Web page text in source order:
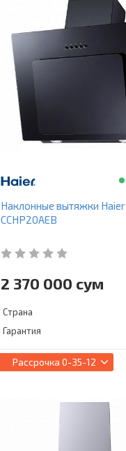
Наклонные вытяжки Haier
CCHP20AEB
2 370 000 сум
Страна
Гарантия
Рассрочка 0-35-12